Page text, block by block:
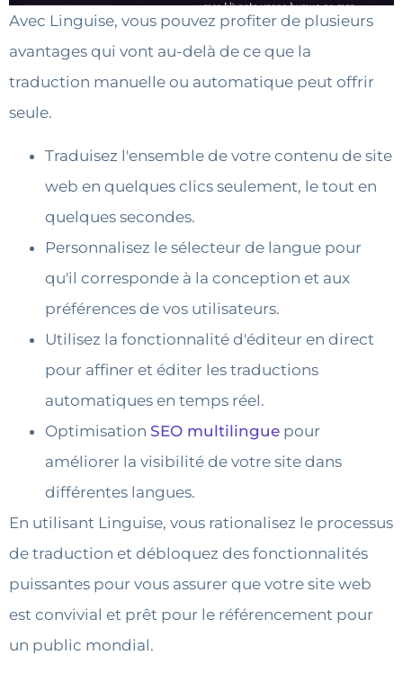
Avec Linguise, vous pouvez profiter de plusieurs
avantages qui vont au-delà de ce que la
traduction manuelle ou automatique peut offrir
seule.
Traduisez l'ensemble de votre contenu de site
web en quelques clics seulement, le tout en
quelques secondes.
Personnalisez le sélecteur de langue pour
qu'il corresponde à la conception et aux
préférences de vos utilisateurs.
Utilisez la fonctionnalité d'éditeur en direct
pour affiner et éditer les traductions
automatiques en temps réel.
Optimisation SEO multilingue pour
améliorer la visibilité de votre site dans
différentes langues.
En utilisant Linguise, vous rationalisez le processus
de traduction et débloquez des fonctionnalités
puissantes pour vous assurer que votre site web
est convivial et prêt pour le référencement pour
un public mondial.